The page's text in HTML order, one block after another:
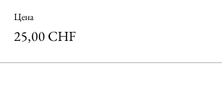
Цена
25,00 CHF